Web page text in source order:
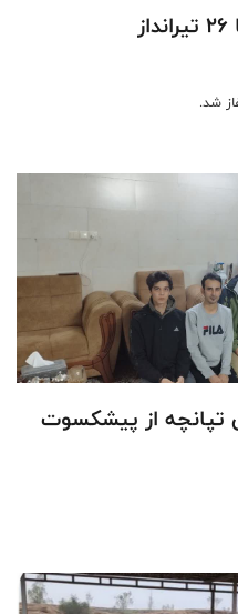
شد.
از پیشکسوت